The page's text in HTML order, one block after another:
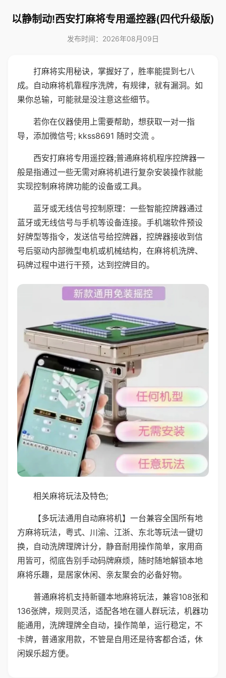
以静制动!西安打麻将专用遥控器(四代升级版)
发布时间：2026年08月09日
打麻将实用秘诀，掌握好了，胜率能提到七八
成。自动麻将机靠程序洗牌，有规律，就有漏洞。如
果你总输，可能就是没注意这些细节。
若你在仪器使用上需要帮助，想获取一对一指
导，添加微信号; kkss8691 随时交流 。
西安打麻将专用遥控器;普通麻将机程序控牌器一
般是指通过一些无需对麻将机进行复杂安装操作就能
实现控制麻将牌功能的设备或工具。
蓝牙或无线信号控制原理：一些智能控牌器通过
蓝牙或无线信号与手机等设备连接。手机端软件预设
好牌型等指令，发送信号给控牌器，控牌器接收到信
号后驱动内部微型电机或机械结构，在麻将机洗牌、
码牌过程中进行干预，达到控牌目的。
相关麻将玩法及特色;
【多玩法通用自动麻将机】一台兼容全国所有地
方麻将玩法，粤式、川渝、江浙、东北等玩法一键切
换，自动洗牌理牌计分，静音耐用操作简单，家用商
用皆可，彻底告别手动码牌麻烦，随时随地解锁本地
麻将乐趣，是居家休闲、亲友聚会的必备好物。
普通麻将机支持新疆本地麻将玩法，兼容108张和
136张牌，规则灵活，适配各地在疆人群玩法，机器功
能通用，洗牌理牌全自动，操作简单，运行稳定，不
卡牌，普通家用款，不管是自用还是待客都合适，休
闲娱乐超方便。